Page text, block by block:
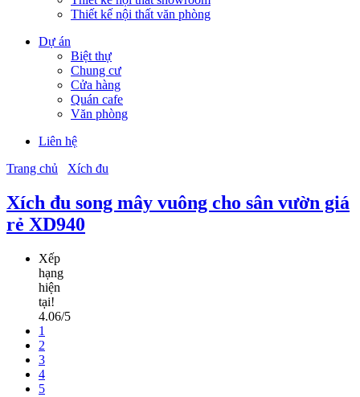
Thiết kế nội thất văn phòng
Dự án
Biệt thự
Chung cư
Cửa hàng
Quán cafe
Văn phòng
Liên hệ
Trang chủ
Xích đu
Xích đu song mây vuông cho sân vườn giá
rẻ XD940
Xếp
hạng
hiện
tại!
4.06/5
1
2
3
4
5